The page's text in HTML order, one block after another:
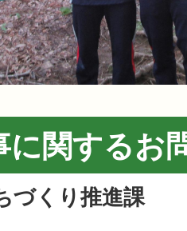
に関するお
づくり推進課